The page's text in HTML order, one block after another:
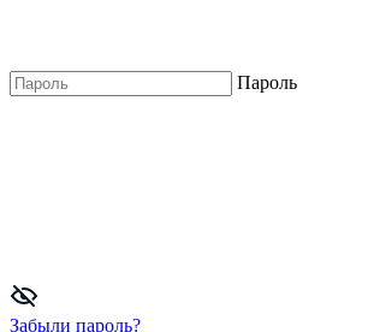
Пароль
Забыли пароль?